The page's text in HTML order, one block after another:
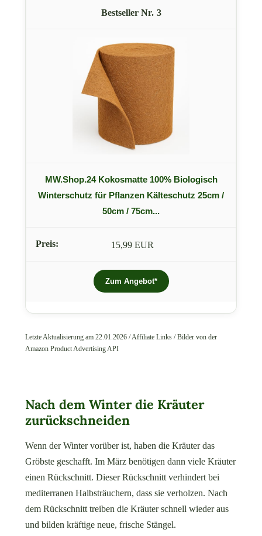
3
MW.Shop.24 Kokosmatte 100% Biologisch
Winterschutz für Pflanzen Kälteschutz 25cm /
50cm / 75cm...
15,99 EUR
Zum Angebot*
Letzte Aktualisierung am 22.01.2026 / Affiliate Links / Bilder von der
Amazon Product Advertising API
Nach dem Winter die Kräuter
zurückschneiden
Wenn der Winter vorüber ist, haben die Kräuter das
Gröbste geschafft. Im März benötigen dann viele Kräuter
einen Rückschnitt. Dieser Rückschnitt verhindert bei
mediterranen Halbsträuchern, dass sie verholzen. Nach
dem Rückschnitt treiben die Kräuter schnell wieder aus
und bilden kräftige neue, frische Stängel.